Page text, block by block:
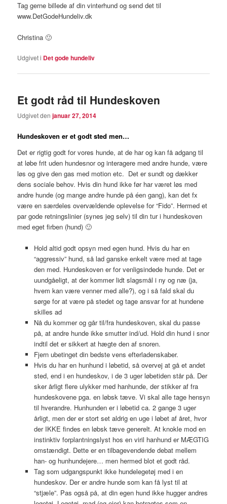
Tag gerne billede af din vinterhund og send det til
www.DetGodeHundeliv.dk
Christina 🙂
Udgivet i Det gode hundeliv
Et godt råd til Hundeskoven
Udgivet denjanuar 27, 2014
Hundeskoven er et godt sted men…
Det er rigtig godt for vores hunde, at de har og kan få adgang til
at løbe frit uden hundesnor og interagere med andre hunde, være
løs og give den gas med motion etc. Det er sundt og dækker
dens sociale behov. Hvis din hund ikke før har været løs med
andre hunde (og mange andre hunde på éen gang), kan det fx
være en særdeles overvældende oplevelse for “Fido”. Hermed et
par gode retningslinier (synes jeg selv) til din tur i hundeskoven
med eget firben (hund) 🙂
Hold altid godt opsyn med egen hund. Hvis du har en
“aggressiv” hund, så lad ganske enkelt være med at tage
den med. Hundeskoven er for venligsindede hunde. Det er
uundgåeligt, at der kommer lidt slagsmål i ny og næ (ja,
hvem kan være venner med alle?), og i så fald skal du
sørge for at være på stedet og tage ansvar for at hundene
skilles ad
Nå du kommer og går til/fra hundeskoven, skal du passe
på, at andre hunde ikke smutter ind/ud. Hold din hund i snor
indtil det er sikkert at hægte den af snoren.
Fjern ubetinget din bedste vens efterladenskaber.
Hvis du har en hunhund i løbetid, så overvej at gå et andet
sted, end i en hundeskov, i de 3 uger løbetiden står på. Der
sker årligt flere ulykker med hanhunde, der stikker af fra
hundeskovene pga. en løbsk tæve. Vi skal alle tage hensyn
til hverandre. Hunhunden er i løbetid ca. 2 gange 3 uger
årligt, men der er stort set aldrig en uge i løbet af året, hvor
der IKKE findes en løbsk tæve generelt. At knokle mod en
instinktiv forplantningslyst hos en viril hanhund er MÆGTIG
omstændigt. Dette er en tilbagevendende debat mellem
han- og hunhundejere… men hermed blot et godt råd.
Tag som udgangspunkt ikke hundelegetøj med i en
hundeskov. Der er andre hunde som kan få lyst til at
“stjæle”. Pas også på, at din egen hund ikke hugger andres